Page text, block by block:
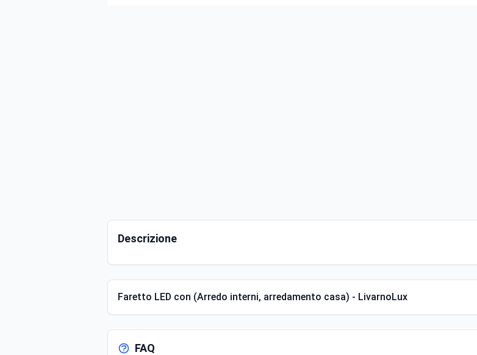
Descrizione
Faretto LED con (Arredo interni, arredamento casa) - LivarnoLux
FAQ